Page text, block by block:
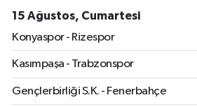
15 Ağustos, Cumartesi
Konyaspor - Rizespor
Kasımpaşa - Trabzonspor
Gençlerbirliği S.K. - Fenerbahçe